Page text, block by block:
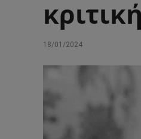
18/01/2024